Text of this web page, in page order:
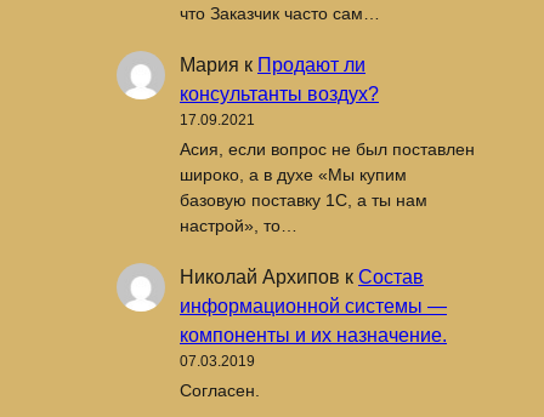
что Заказчик часто сам…
Мария к Продают ли
консультанты воздух?
17.09.2021
Асия, если вопрос не был поставлен
широко, а в духе «Мы купим
базовую поставку 1С, а ты нам
настрой», то…
Николай Архипов к Состав
информационной системы —
компоненты и их назначение.
07.03.2019
Согласен.